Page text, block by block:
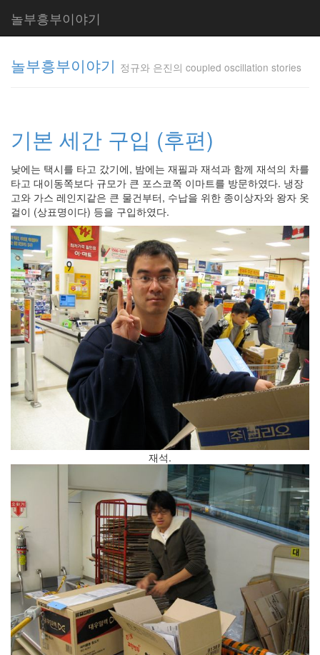
놀부흥부이야기
놀부흥부이야기 정규와 은진의 coupled oscillation stories
기본 세간 구입 (후편)
낮에는 택시를 타고 갔기에, 밤에는 재필과 재석과 함께 재석의 차를
타고 대이동쪽보다 규모가 큰 포스코쪽 이마트를 방문하였다. 냉장
고와 가스 레인지같은 큰 물건부터, 수납을 위한 종이상자와 왕자 옷
걸이 (상표명이다) 등을 구입하였다.
재석.
coupled
oscillation
inureyes
Tag
Cloud
요
리
은
진
식
행
실
이
패
드
연
구